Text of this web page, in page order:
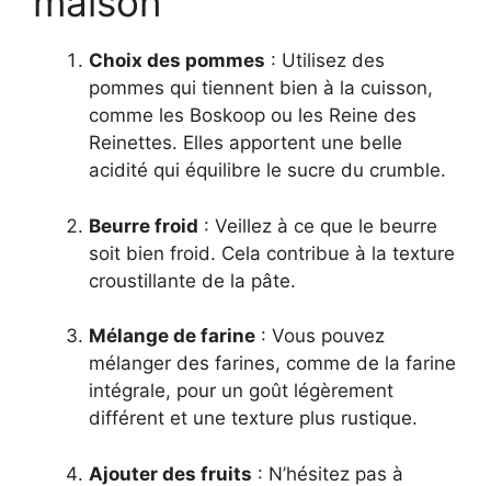
Choix des pommes : Utilisez des
pommes qui tiennent bien à la cuisson,
comme les Boskoop ou les Reine des
Reinettes. Elles apportent une belle
acidité qui équilibre le sucre du crumble.
Beurre froid : Veillez à ce que le beurre
soit bien froid. Cela contribue à la texture
croustillante de la pâte.
Mélange de farine : Vous pouvez
mélanger des farines, comme de la farine
intégrale, pour un goût légèrement
différent et une texture plus rustique.
Ajouter des fruits : N’hésitez pas à